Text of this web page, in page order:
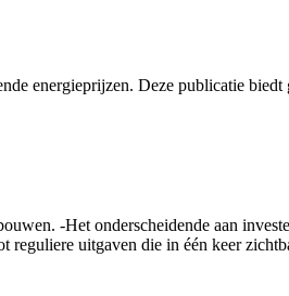
energieprijzen. Deze publicatie
-Het onderscheidende aan
reguliere uitgaven die in één keer